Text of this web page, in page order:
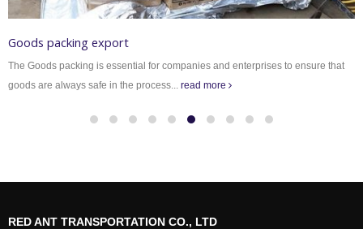
Goods packing export
The Goods packing is essential for companies and enterprises to ensure that
goods are always safe in the process... read more
RED ANT TRANSPORTATION CO., LTD